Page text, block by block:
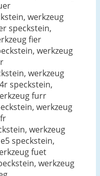
werkzeug
speckstein,
fier
werkzeug
werkzeug
speckstein,
furr
werkzeug
werkzeug
speckstein,
fuet
werkzeug